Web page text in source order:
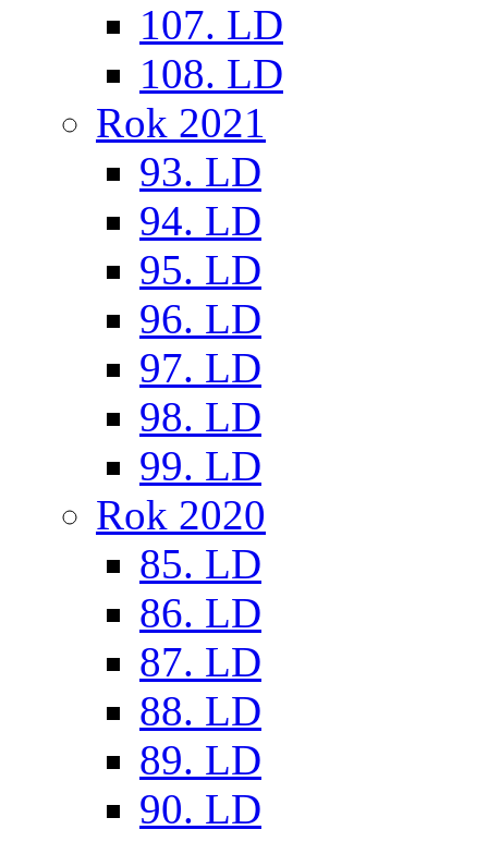
107. LD
108. LD
Rok 2021
93. LD
94. LD
95. LD
96. LD
97. LD
98. LD
99. LD
Rok 2020
85. LD
86. LD
87. LD
88. LD
89. LD
90. LD